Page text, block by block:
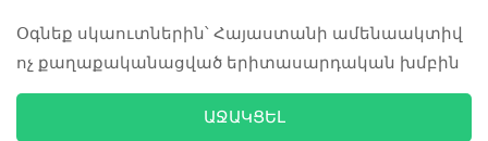
Օգնեք սկաուտներին՝ Հայաստանի ամենաակտիվ
ոչ քաղաքականացված երիտասարդական խմբին
ԱՋԱԿՑԵԼ